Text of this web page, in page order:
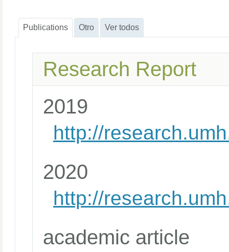
Publications Otro Ver todos
Research Report
2019
http://
2020
http://
academic article